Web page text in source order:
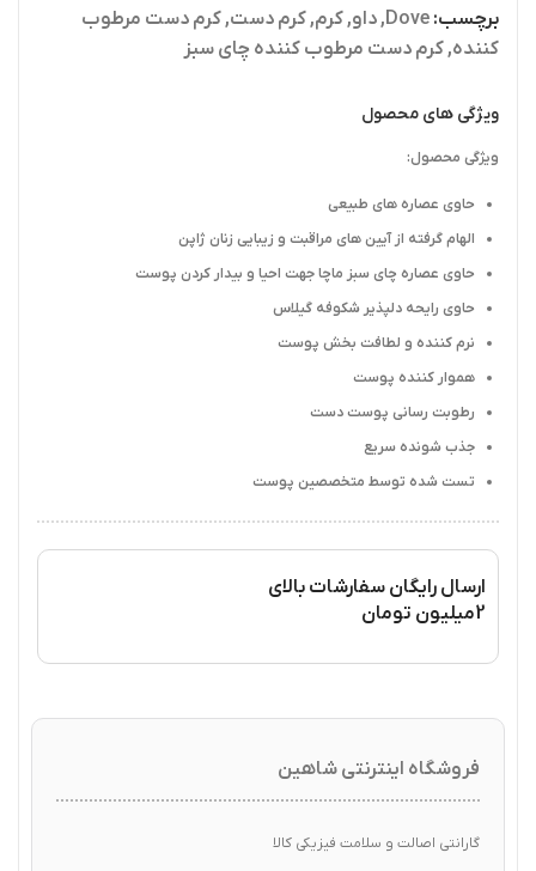
برچسب: Dove
, داو, کرم, کرم دست, کرم دست مرطوب
کننده, کرم دست مرطوب کننده چای سبز
ویژگی های محصول
ویژگی محصول:
حاوی عصاره های طبیعی
الهام گرفته از آیین های مراقبت و زیبایی زنان ژاپن
حاوی عصاره چای سبز ماچا جهت احیا و بیدار کردن پوست
حاوی رایحه دلپذیر شکوفه گیلاس
نرم کننده و لطافت بخش پوست
هموار کننده پوست
رطوبت رسانی پوست دست
جذب شونده سریع
تست شده توسط متخصصین پوست
ارسال رایگان سفارشات بالای
2میلیون تومان
فروشگاه اینترنتی شاهین
گارانتی اصالت و سلامت فیزیکی کالا